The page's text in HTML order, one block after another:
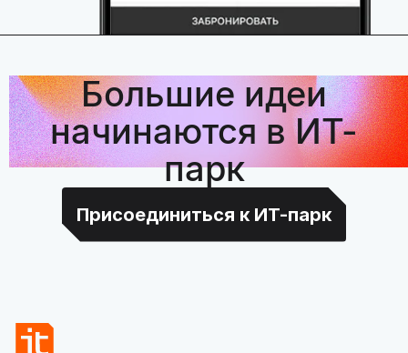
Большие идеи
начинаются в ИТ-
парк
Присоединиться к ИТ-парк